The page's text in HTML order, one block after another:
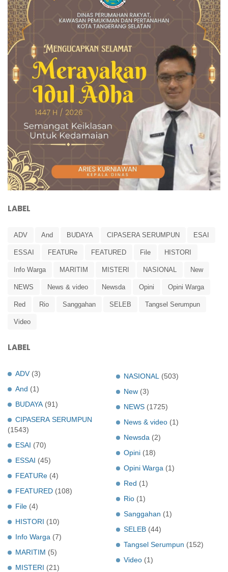
LABEL
ADV And BUDAYA CIPASERA SERUMPUN ESAI
ESSAI FEATURe FEATURED File HISTORI
Info Warga MARITIM MISTERI NASIONAL New
NEWS News & video Newsda Opini Opini Warga
Red Rio Sanggahan SELEB Tangsel Serumpun
Video
LABEL
ADV (3)
And (1)
BUDAYA (91)
CIPASERA SERUMPUN
(1543)
ESAI (70)
ESSAI (45)
FEATURe (4)
FEATURED (108)
File (4)
HISTORI (10)
Info Warga (7)
MARITIM (5)
MISTERI (21)
NASIONAL
(503)
New (3)
NEWS (1725)
News & video (1)
Newsda (2)
Opini (18)
Opini Warga (1)
Red (1)
Rio (1)
Sanggahan (1)
SELEB (44)
Tangsel Serumpun (152)
Video (1)